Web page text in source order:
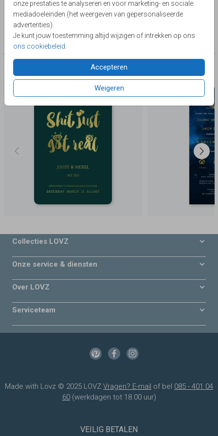
onze prestaties te analyseren en voor marketing- en sociale
mediadoeleinden (het weergeven van gepersonaliseerde
advertenties).
Je kunt jouw toestemming altijd wijzigen of intrekken op ons
ons cookiebeleid
Accepteren
Weigeren
Lievez
Collectie
Trouwen
Deze producten zijn wellicht ook iets voor je
Collecties LOVZ
Onze service & diensten
Over LOVZ
Serviceteam
Made with Lovz © 2025 LOVZ Vragen? E-mail of bel 085 - 401 04
60(werkdagen tot 18.00 uur)
VEILIG BETALEN